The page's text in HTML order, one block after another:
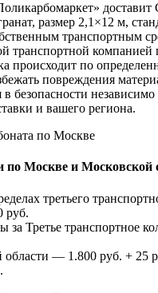
доставит
размер 2,1×12 м,
транспортным
транспортной
происходит по
повреждения
в безопасности независимо
и вашего региона.
по Москве и Московской
третьего
за Третье транспортное
— 1.800 руб. + 25